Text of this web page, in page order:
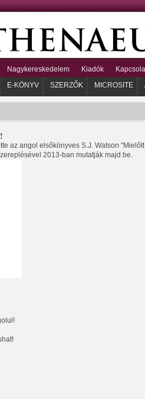
Nagykereskedelem Kiadók
E-KÖNYV SZERZŐK MICROSITE
az angol elsőkönyves S.J. Watson
2013-ban mutatják majd be.